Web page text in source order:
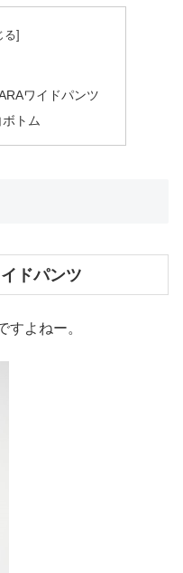
ワイドパンツ
トム
ドパンツ
すよねー。